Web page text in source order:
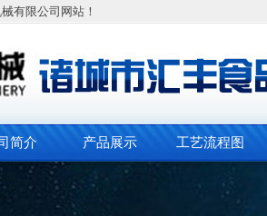
有限公司网站！
简介 产品展示 工艺流程图